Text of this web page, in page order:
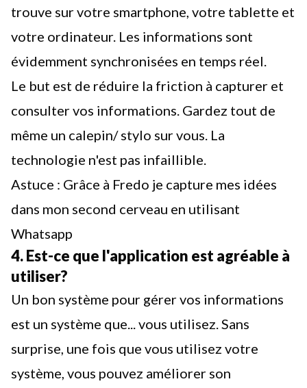
trouve sur votre smartphone, votre tablette et
votre ordinateur. Les informations sont
évidemment synchronisées en temps réel.
Le but est de réduire la friction à capturer et
consulter vos informations. Gardez tout de
même un calepin/ stylo sur vous. La
technologie n'est pas infaillible.
Astuce : Grâce à Fredo je capture mes idées
dans mon second cerveau en utilisant
Whatsapp
4. Est-ce que l'application est agréable à
utiliser?
Un bon système pour gérer vos informations
est un système que... vous utilisez. Sans
surprise, une fois que vous utilisez votre
système, vous pouvez améliorer son